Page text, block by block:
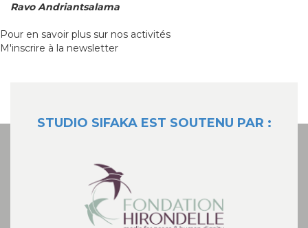
Ravo Andriantsalama
Pour en savoir plus sur nos activités
M'inscrire à la newsletter
STUDIO SIFAKA EST SOUTENU PAR :